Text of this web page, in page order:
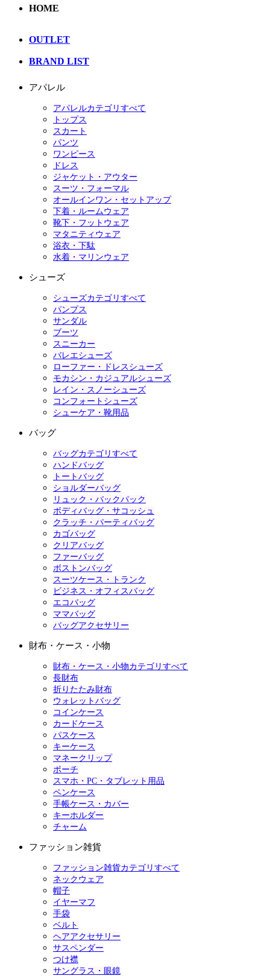
HOME
OUTLET
BRAND LIST
アパレル
アパレルカテゴリすべて
トップス
スカート
パンツ
ワンピース
ドレス
ジャケット・アウター
スーツ・フォーマル
オールインワン・セットアップ
下着・ルームウェア
靴下・フットウェア
マタニティウェア
浴衣・下駄
水着・マリンウェア
シューズ
シューズカテゴリすべて
パンプス
サンダル
ブーツ
スニーカー
バレエシューズ
ローファー・ドレスシューズ
モカシン・カジュアルシューズ
レイン・スノーシューズ
コンフォートシューズ
シューケア・靴用品
バッグ
バッグカテゴリすべて
ハンドバッグ
トートバッグ
ショルダーバッグ
リュック・バックパック
ボディバッグ・サコッシュ
クラッチ・パーティバッグ
カゴバッグ
クリアバッグ
ファーバッグ
ボストンバッグ
スーツケース・トランク
ビジネス・オフィスバッグ
エコバッグ
ママバッグ
バッグアクセサリー
財布・ケース・小物
財布・ケース・小物カテゴリすべて
長財布
折りたたみ財布
ウォレットバッグ
コインケース
カードケース
パスケース
キーケース
マネークリップ
ポーチ
スマホ・PC・タブレット用品
ペンケース
手帳ケース・カバー
キーホルダー
チャーム
ファッション雑貨
ファッション雑貨カテゴリすべて
ネックウェア
帽子
イヤーマフ
手袋
ベルト
ヘアアクセサリー
サスペンダー
つけ襟
サングラス・眼鏡